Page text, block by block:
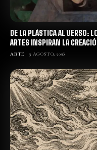
DE LA PLÁSTICA AL VERSO:
ARTES INSPIRAN LA
ARTE 3 AGOSTO, 2026